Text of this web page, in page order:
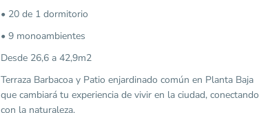
• 20 de 1 dormitorio
• 9 monoambientes
Desde 26,6 a 42,9m2
Terraza Barbacoa y Patio enjardinado común en Planta Baja
que cambiará tu experiencia de vivir en la ciudad, conectando
con la naturaleza.